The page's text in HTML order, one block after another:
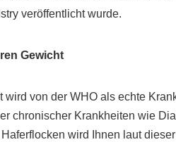
veröffentlicht wurde.
Gewicht
wird von der WHO als echte
chronischer Krankheiten wie
wird Ihnen laut